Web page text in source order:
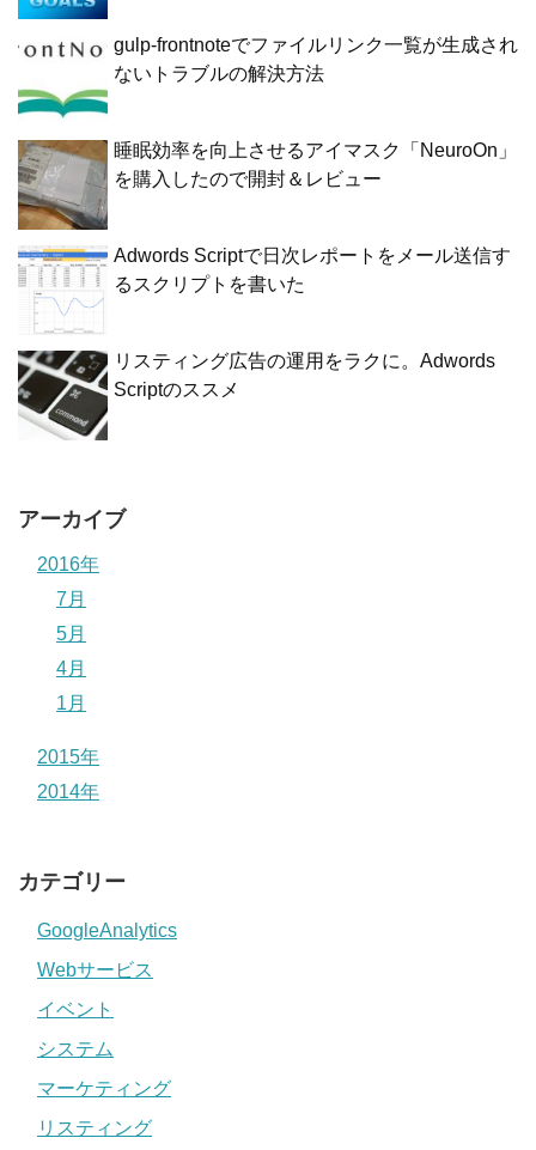
gulp-frontnoteでファイルリンク一覧が生成され
ないトラブルの解決方法
睡眠効率を向上させるアイマスク「NeuroOn」
を購入したので開封＆レビュー
Adwords Scriptで日次レポートをメール送信す
るスクリプトを書いた
リスティング広告の運用をラクに。Adwords
Scriptのススメ
アーカイブ
2016年
7月
5月
4月
1月
2015年
2014年
カテゴリー
GoogleAnalytics
Webサービス
イベント
システム
マーケティング
リスティング